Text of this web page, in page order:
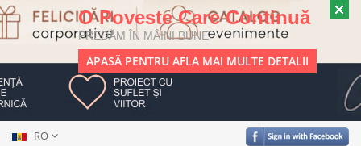
O Poveste Care Continuă
PREDĂM ÎN MÂINI BUNE
APASĂ PENTRU AFLA MAI MULTE DETALII
RO